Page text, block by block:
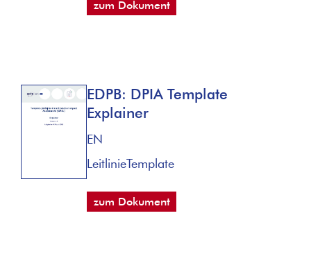
zum Dokument
EDPB: DPIA Template
Explainer
EN
LeitlinieTemplate
zum Dokument